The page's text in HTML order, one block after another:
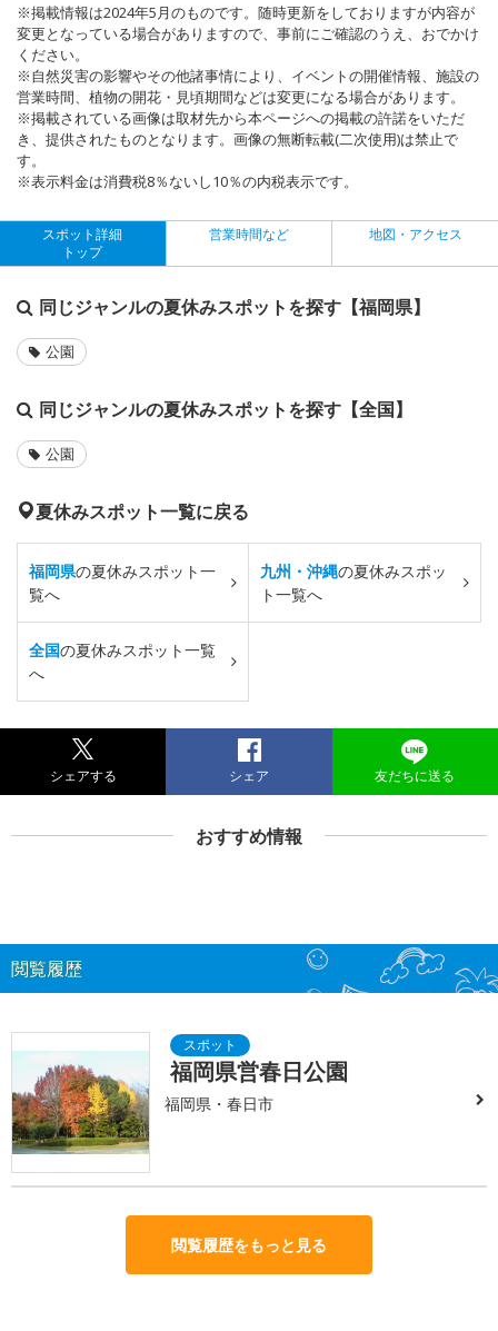
※掲載情報は2024年5月のものです。随時更新をしておりますが内容が
変更となっている場合がありますので、事前にご確認のうえ、おでかけ
ください。
※自然災害の影響やその他諸事情により、イベントの開催情報、施設の
営業時間、植物の開花・見頃期間などは変更になる場合があります。
※掲載されている画像は取材先から本ページへの掲載の許諾をいただ
き、提供されたものとなります。画像の無断転載(二次使用)は禁止で
す。
※表示料金は消費税8％ないし10％の内税表示です。
スポット詳細
トップ
営業時間など 地図・アクセス
同じジャンルの夏休みスポットを探す【福岡県】
公園
同じジャンルの夏休みスポットを探す【全国】
公園
夏休みスポット一覧に戻る
福岡県の夏休みスポット一
覧へ
九州・沖縄の夏休みスポッ
ト一覧へ
全国の夏休みスポット一覧
へ
シェアする シェア 友だちに送る
おすすめ情報
閲覧履歴
福岡県営春日公園
福岡県・春日市
閲覧履歴をもっと見る